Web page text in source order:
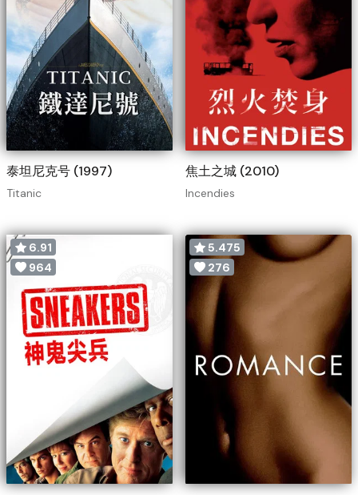
泰坦尼克号 (1997)
Titanic
焦土之城 (2010)
Incendies
6.91
964
5.475
276